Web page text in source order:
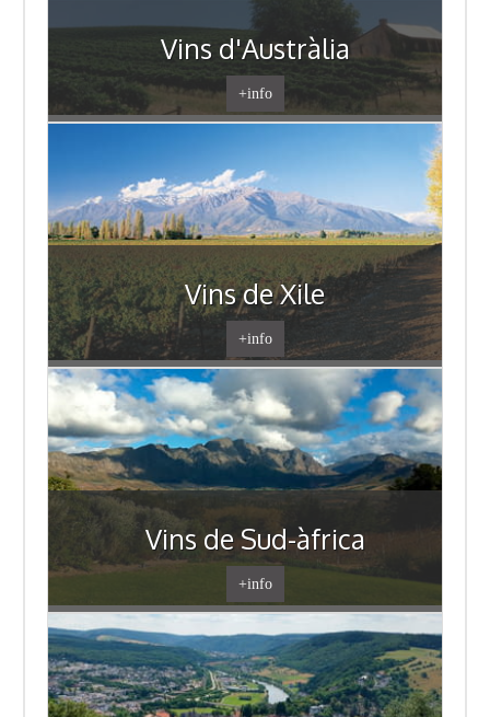
Vins d'Austràlia
+info
Vins de Xile
+info
Vins de Sud-àfrica
+info